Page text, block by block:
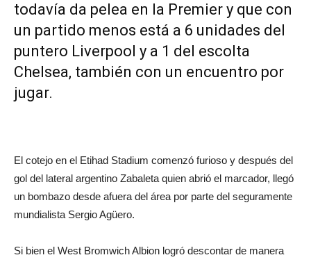
todavía da pelea en la Premier y que con
un partido menos está a 6 unidades del
puntero Liverpool y a 1 del escolta
Chelsea, también con un encuentro por
jugar.
El cotejo en el Etihad Stadium comenzó furioso y después del
gol del lateral argentino Zabaleta quien abrió el marcador, llegó
un bombazo desde afuera del área por parte del seguramente
mundialista Sergio Agüero.
Si bien el West Bromwich Albion logró descontar de manera